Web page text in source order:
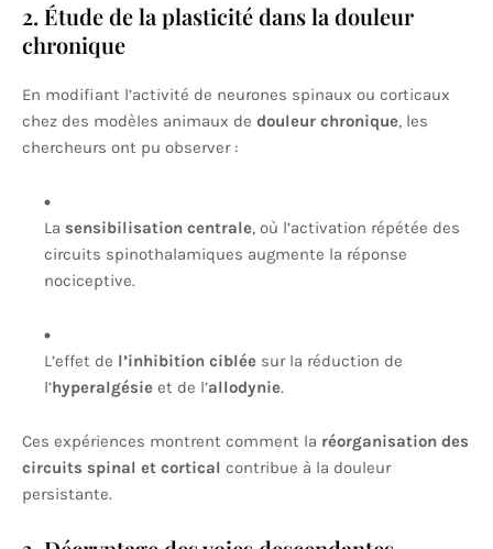
2. Étude de la plasticité dans la douleur
chronique
En modifiant l’activité de neurones spinaux ou corticaux
chez des modèles animaux de douleur chronique, les
chercheurs ont pu observer :
La sensibilisation centrale, où l’activation répétée des
circuits spinothalamiques augmente la réponse
nociceptive.
L’effet de l’inhibition ciblée sur la réduction de
l’hyperalgésie et de l’allodynie.
Ces expériences montrent comment la réorganisation des
circuits spinal et cortical contribue à la douleur
persistante.